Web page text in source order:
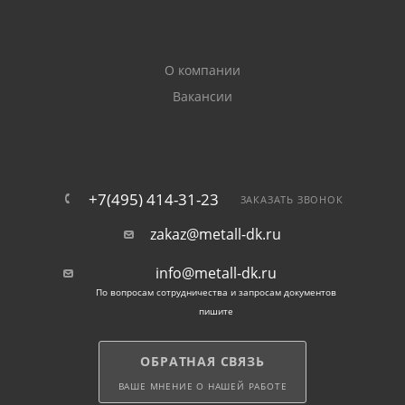
телефону или через чат. Обращайтесь.
О компании
Вакансии
+7(495) 414-31-23 ЗАКАЗАТЬ ЗВОНОК
zakaz@metall-dk.ru
info@metall-dk.ru
По вопросам сотрудничества и запросам документов
пишите
ОБРАТНАЯ СВЯЗЬ
ВАШЕ МНЕНИЕ О НАШЕЙ РАБОТЕ